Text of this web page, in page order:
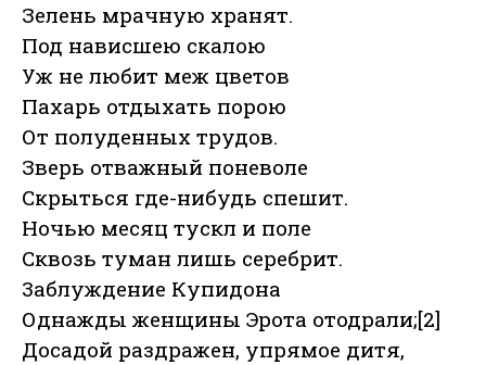
Зелень мрачную хранят.
Под нависшею скалою
Уж не любит меж цветов
Пахарь отдыхать порою
От полуденных трудов.
Зверь отважный поневоле
Скрыться где-нибудь спешит.
Ночью месяц тускл и поле
Сквозь туман лишь серебрит.
3аблуждение Купидона
Однажды женщины Эрота отодрали;[2]
Досадой раздражен, упрямое дитя,